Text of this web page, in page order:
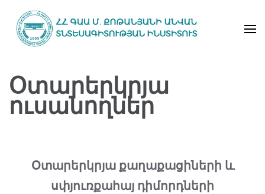
content
Enter)
անվան
տնտեսագիտության
Օտարերկրյա
ուսանողներ
Օտարերկրյա քաղաքացիների և
սփյուռքահայ դիմորդների